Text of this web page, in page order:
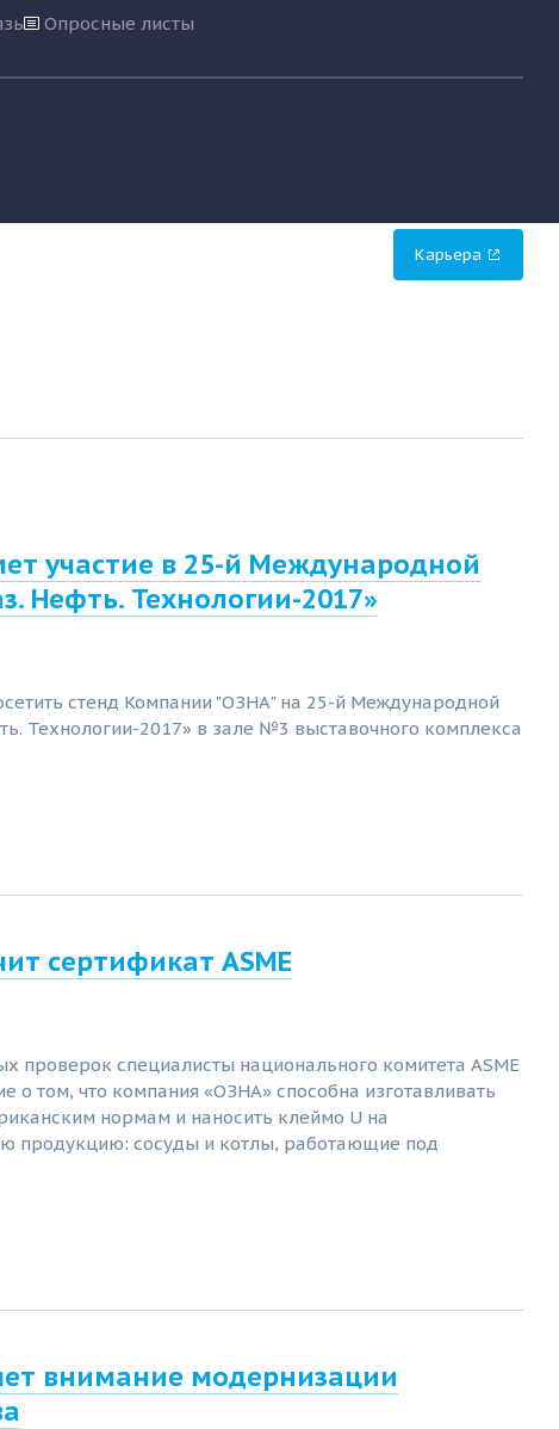
Опросные листы
Карьера
участие в 25-й Международной
Нефть. Технологии-2017»
стенд Компании "ОЗНА" на 25-й Международной
Технологии-2017» в зале №3 выставочного комплекса
сертификат ASME
проверок специалисты национального комитета ASME
о том, что компания «ОЗНА» способна изготавливать
нормам и наносить клеймо U на
продукцию: сосуды и котлы, работающие под
внимание модернизации